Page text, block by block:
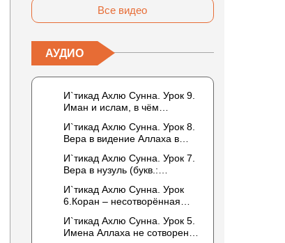
Все видео
АУДИО
И`тикад Ахлю Сунна. Урок 9.
Иман и ислам, в чём
то обитателем Рая или Ада?
И`тикад Ахлю Сунна. Урок 8.
Вера в видение Аллаха в
Отрицание телесности Абу
Бакром аль-Исмаили.
Отрицание телесности в
книге Усмана ибн Саида ад-
Дарими. Иман – это слова,
дела и познание
И`тикад Ахлю Сунна. Урок 7.
Вера в нузуль (букв.:
Усмана ибн Саида ад-Дарими
о нузуле. Считал ли ад-
Дарими, что Аллах
описывается физическим
И`тикад Ахлю Сунна. Урок
6.Коран – несотворённая
Корана сотворено?
Предопределение судьбы
И`тикад Ахлю Сунна. Урок 5.
Имена Аллаха не сотворены.